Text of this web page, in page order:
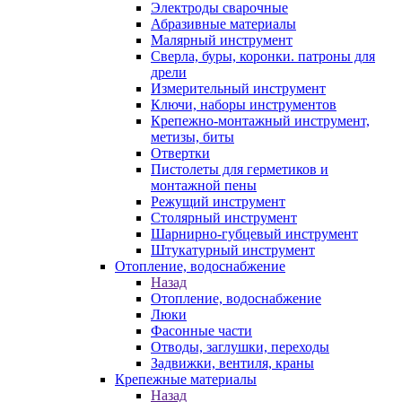
Электроды сварочные
Абразивные материалы
Малярный инструмент
Сверла, буры, коронки. патроны для
дрели
Измерительный инструмент
Ключи, наборы инструментов
Крепежно-монтажный инструмент,
метизы, биты
Отвертки
Пистолеты для герметиков и
монтажной пены
Режущий инструмент
Столярный инструмент
Шарнирно-губцевый инструмент
Штукатурный инструмент
Отопление, водоснабжение
Назад
Отопление, водоснабжение
Люки
Фасонные части
Отводы, заглушки, переходы
Задвижки, вентиля, краны
Крепежные материалы
Назад